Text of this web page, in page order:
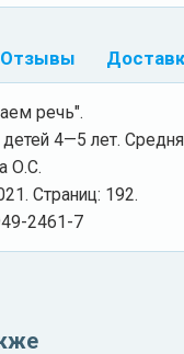
Отзывы
речь".
4—5 лет.
О.С.
Страниц: 192.
2461-7